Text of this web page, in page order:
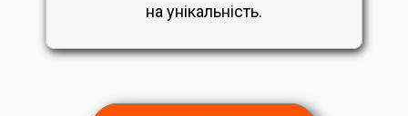
на унікальність.